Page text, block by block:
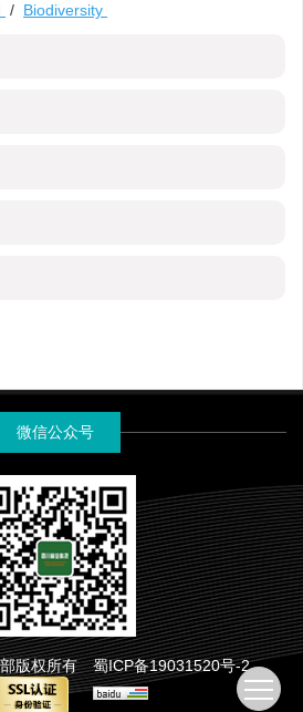
/ Biodiversity
微信公众号
版权所有 蜀ICP备19031520号-2